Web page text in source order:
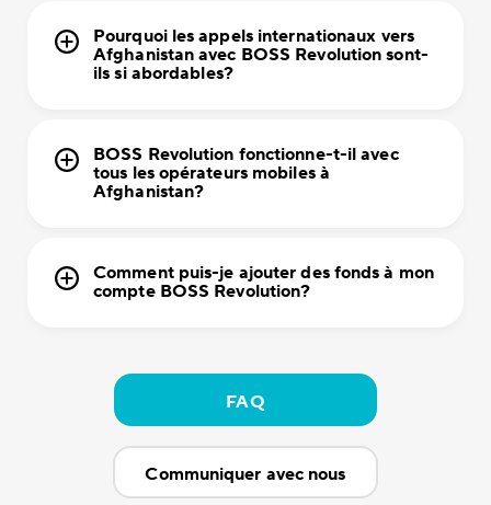
Pourquoi les appels internationaux vers
Afghanistan avec BOSS Revolution sont-
ils si abordables?
BOSS Revolution fonctionne-t-il avec
tous les opérateurs mobiles à
Afghanistan?
Comment puis-je ajouter des fonds à mon
compte BOSS Revolution?
FAQ
Communiquer avec nous